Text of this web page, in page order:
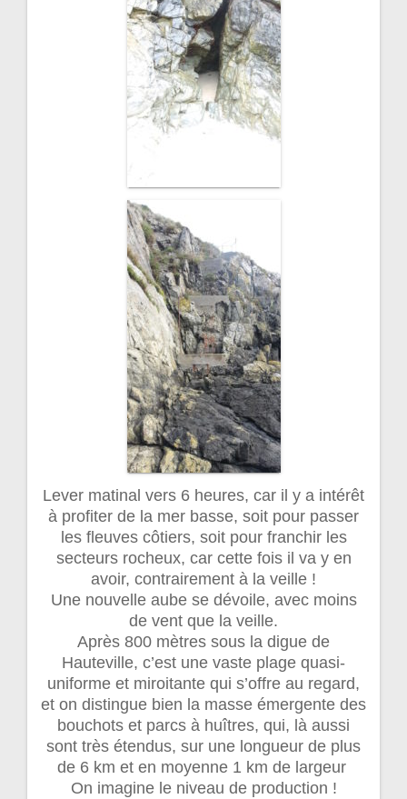
Lever matinal vers 6 heures, car il y a intérêt
à profiter de la mer basse, soit pour passer
les fleuves côtiers, soit pour franchir les
secteurs rocheux, car cette fois il va y en
avoir, contrairement à la veille !
Une nouvelle aube se dévoile, avec moins
de vent que la veille.
Après 800 mètres sous la digue de
Hauteville, c’est une vaste plage quasi-
uniforme et miroitante qui s’offre au regard,
et on distingue bien la masse émergente des
bouchots et parcs à huîtres, qui, là aussi
sont très étendus, sur une longueur de plus
de 6 km et en moyenne 1 km de largeur
On imagine le niveau de production !